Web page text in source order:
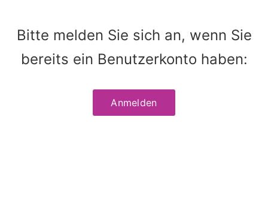
Bitte melden Sie sich an, wenn Sie
bereits ein Benutzerkonto haben:
Anmelden